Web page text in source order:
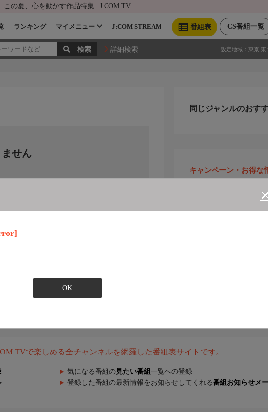
この夏、心を動かす作品特集 | J:COM TV
CS番組一覧
番組表
ランキング マイメニュー J:COM STREAM
詳細検索 設定地域： 東京 東
OK
せん
同じジャンルのおす
キャンペーン・お得な
TVで楽しめる全チャンネルを網羅した番組表サイトです。
気になる番組の 見たい番組 一覧への登録
登録した番組の最新情報をお知らせしてくれる番組お知らせメ